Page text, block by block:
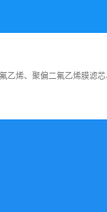
乙烯、聚偏二氟乙烯膜滤